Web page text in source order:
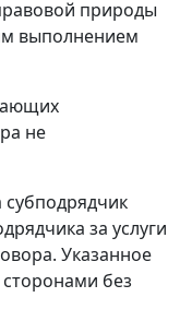
природы
выполнением
не
субподрядчик
за услуги
Указанное
без